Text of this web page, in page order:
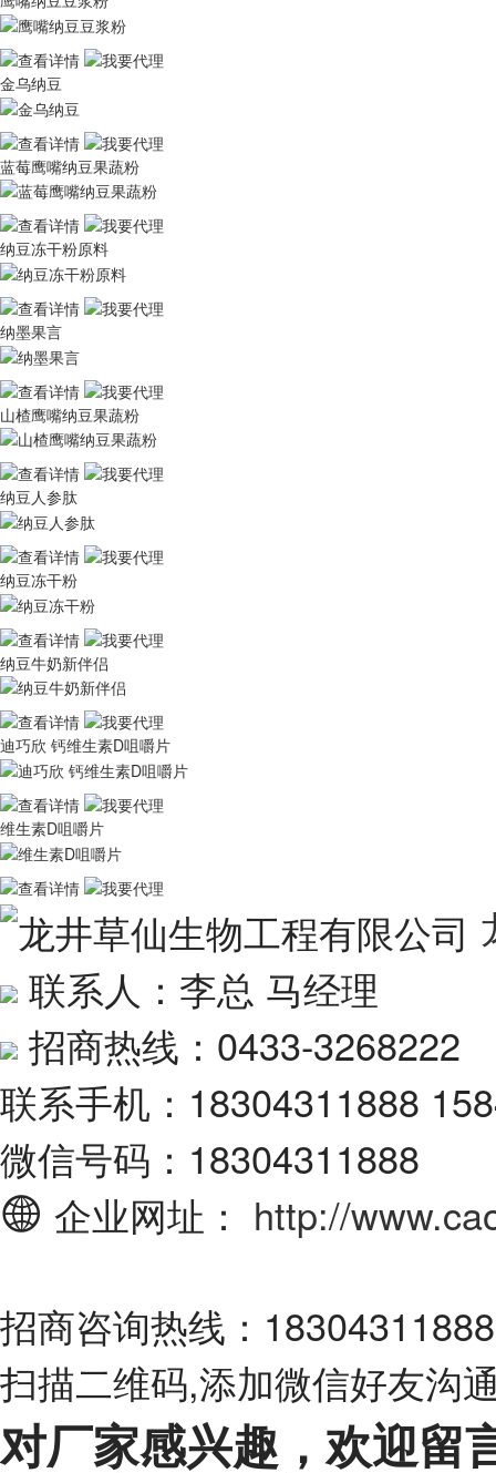
金乌纳豆
蓝莓鹰嘴纳豆果蔬粉
纳豆冻干粉原料
纳墨果言
山楂鹰嘴纳豆果蔬粉
纳豆人参肽
纳豆冻干粉
纳豆牛奶新伴侣
迪巧欣 钙维生素D咀嚼片
维生素D咀嚼片
联系人：李总 马经理
招商热线：0433-3268222
联系手机：18304311888
微信号码：18304311888
企业网址： http://
招商咨询热线：
扫描二维码,添加微信好友沟
对厂家感兴趣，欢迎留